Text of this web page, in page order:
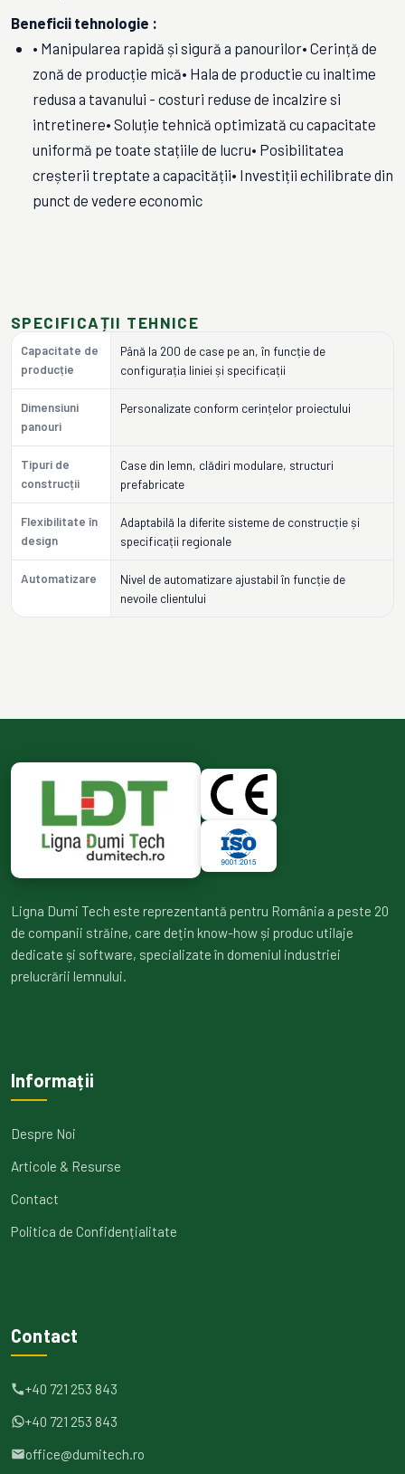
Beneficii tehnologie :
• Manipularea rapidă și sigură a panourilor• Cerință de
zonă de producție mică• Hala de productie cu inaltime
redusa a tavanului - costuri reduse de incalzire si
intretinere• Soluție tehnică optimizată cu capacitate
uniformă pe toate stațiile de lucru• Posibilitatea
creșterii treptate a capacității• Investiții echilibrate din
punct de vedere economic
SPECIFICAȚII TEHNICE
Capacitate de
producție
Până la 200 de case pe an, în funcție de
configurația liniei și specificații
Dimensiuni
panouri
Personalizate conform cerințelor proiectului
Tipuri de
construcții
Case din lemn, clădiri modulare, structuri
prefabricate
Flexibilitate în
design
Adaptabilă la diferite sisteme de construcție și
specificații regionale
Automatizare
Nivel de automatizare ajustabil în funcție de
nevoile clientului
Ligna Dumi Tech este reprezentantă pentru România a peste 20
de companii străine, care dețin know-how și produc utilaje
dedicate și software, specializate în domeniul industriei
prelucrării lemnului.
Informații
Despre Noi
Articole & Resurse
Contact
Politica de Confidențialitate
Contact
+40 721 253 843
+40 721 253 843
office@dumitech.ro